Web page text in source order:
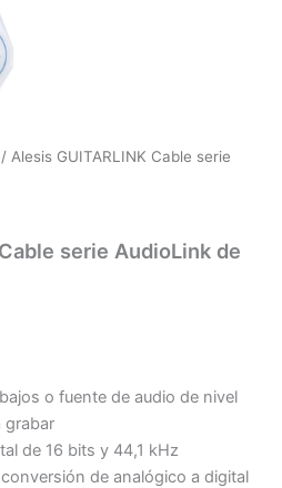
/ Alesis GUITARLINK Cable serie
serie AudioLink de
o fuente de audio de nivel
grabar
de 16 bits y 44,1 kHz
de analógico a digital